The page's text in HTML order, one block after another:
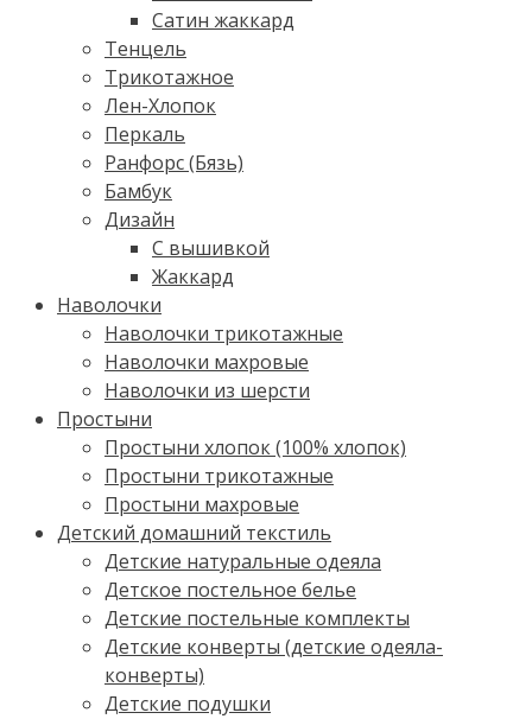
Сатин жаккард
Тенцель
Трикотажное
Лен-Хлопок
Перкаль
Ранфорс (Бязь)
Бамбук
Дизайн
С вышивкой
Жаккард
Наволочки
Наволочки трикотажные
Наволочки махровые
Наволочки из шерсти
Простыни
Простыни хлопок (100% хлопок)
Простыни трикотажные
Простыни махровые
Детский домашний текстиль
Детские натуральные одеяла
Детское постельное белье
Детские постельные комплекты
Детские конверты (детские одеяла-
конверты)
Детские подушки